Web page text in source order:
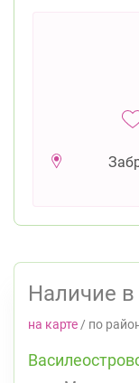
Наличие в
на карте / по